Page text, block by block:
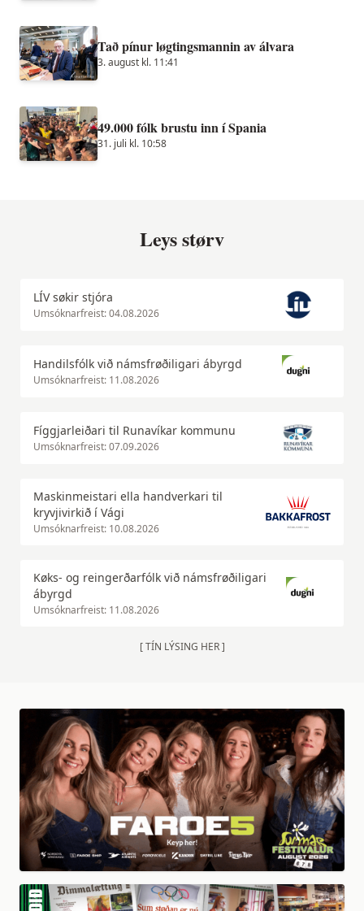
Tað pínur løgtingsmannin av álvara
3. august kl. 11:41
49.000 fólk brustu inn í Spania
31. juli kl. 10:58
Leys størv
LÍV søkir stjóra
Umsóknarfreist: 04.08.2026
Handilsfólk við námsfrøðiligari ábyrgd
Umsóknarfreist: 11.08.2026
Fíggjarleiðari til Runavíkar kommunu
Umsóknarfreist: 07.09.2026
Maskinmeistari ella handverkari til
kryvjivirkið í Vági
Umsóknarfreist: 10.08.2026
Køks- og reingerðarfólk við námsfrøðiligari
ábyrgd
Umsóknarfreist: 11.08.2026
[ TÍN LÝSING HER ]